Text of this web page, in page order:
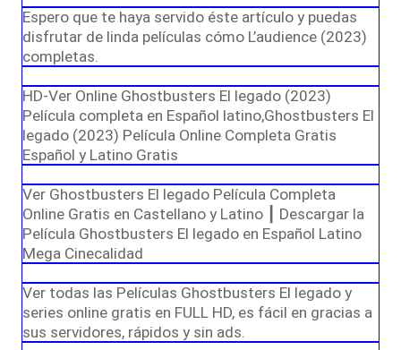
Espero que te haya servido éste artículo y puedas
disfrutar de linda películas cómo L’audience (2023)
completas.
HD-Ver Online Ghostbusters El legado (2023)
Película completa en Español latino,Ghostbusters El
legado (2023) Película Online Completa Gratis
Español y Latino Gratis
Ver Ghostbusters El legado Película Completa
Online Gratis en Castellano y Latino ┃ Descargar la
Película Ghostbusters El legado en Español Latino
Mega Cinecalidad
Ver todas las Películas Ghostbusters El legado y
series online gratis en FULL HD, es fácil en gracias a
sus servidores, rápidos y sin ads.